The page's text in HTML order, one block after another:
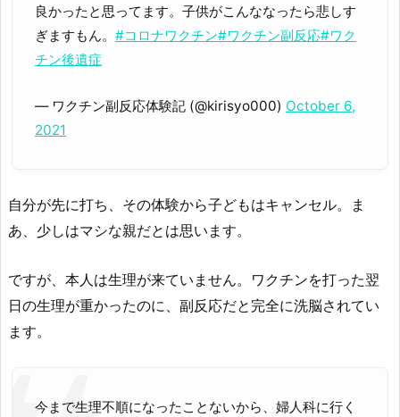
良かったと思ってます。子供がこんななったら悲しす
ぎますもん。 #コロナワクチン#ワクチン副反応#ワク
チン後遺症
— ワクチン副反応体験記 (@kirisyo000) October 6,
2021
自分が先に打ち、その体験から子どもはキャンセル。ま
あ、少しはマシな親だとは思います。
ですが、本人は生理が来ていません。ワクチンを打った翌
日の生理が重かったのに、副反応だと完全に洗脳されてい
ます。
今まで生理不順になったことないから、婦人科に行く